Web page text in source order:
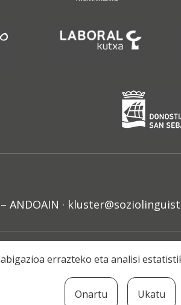
ANDOAIN ·
© 2021
errazteko eta analisi
Onartu Ukatu